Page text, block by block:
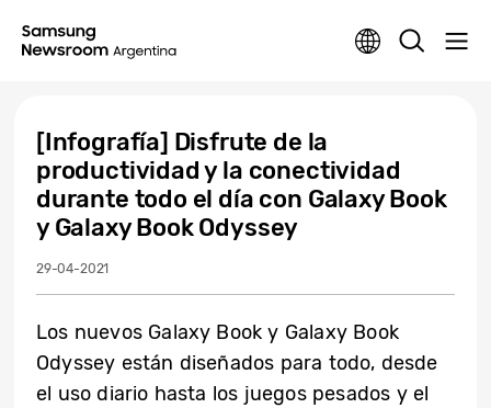
[Infografía] Disfrute de la
productividad y la conectividad
durante todo el día con Galaxy Book
y Galaxy Book Odyssey
29-04-2021
Los nuevos Galaxy Book y Galaxy Book
Odyssey están diseñados para todo, desde
el uso diario hasta los juegos pesados y el